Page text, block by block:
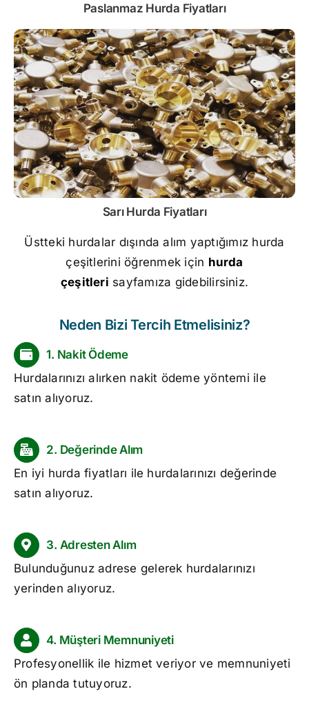
Paslanmaz Hurda Fiyatları
Sarı Hurda Fiyatları
Üstteki hurdalar dışında alım yaptığımız hurda
çeşitlerini öğrenmek için hurda
çeşitleri sayfamıza gidebilirsiniz.
Neden Bizi Tercih Etmelisiniz?
1. Nakit Ödeme
Hurdalarınızı alırken nakit ödeme yöntemi ile
satın alıyoruz.
2. Değerinde Alım
En iyi hurda fiyatları ile hurdalarınızı değerinde
satın alıyoruz.
3. Adresten Alım
Bulunduğunuz adrese gelerek hurdalarınızı
yerinden alıyoruz.
4. Müşteri Memnuniyeti
Profesyonellik ile hizmet veriyor ve memnuniyeti
ön planda tutuyoruz.